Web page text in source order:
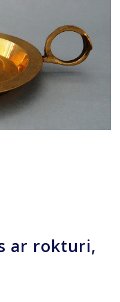
ar rokturi,